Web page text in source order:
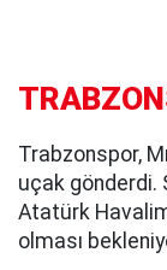
Trabzonspor,
uçak gönderdi.
Atatürk
olması